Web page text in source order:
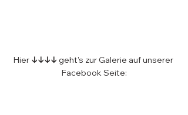
Hier ↓↓↓↓ geht's zur Galerie auf unserer
Facebook Seite: